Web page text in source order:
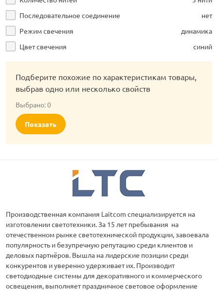
Последовательное соединение
нет
Режим свечения
динамика
Цвет свечения
синий
Подберите похожие по характеристикам товары,
выбрав одно или несколько свойств
Выбрано:0
Показать
Производственная компания Laitcom специализируется на
изготовлении светотехники. За 15 лет пребывания на
отечественном рынке светотехнической продукции, завоевала
популярность и безупречную репутацию среди клиентов и
деловых партнёров. Вышла на лидерские позиции среди
конкурентов и уверенно удерживает их. Производит
светодиодные системы для декоративного и коммерческого
освещения, выполняет праздничное световое оформление